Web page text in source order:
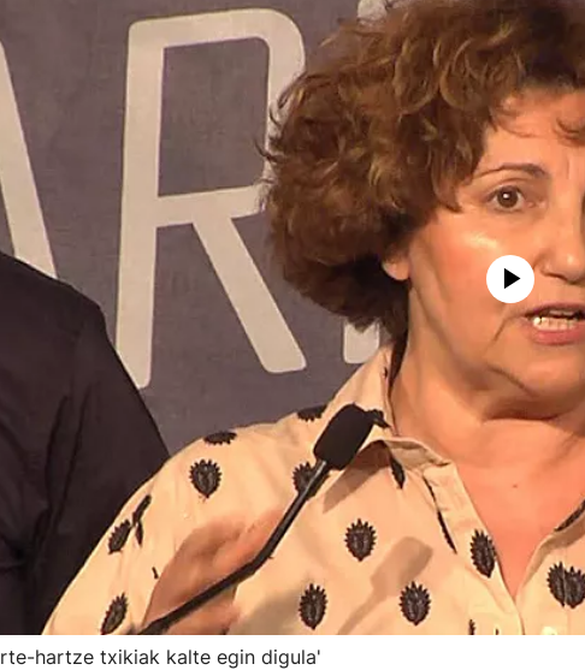
hartze txikiak kalte egin digula'